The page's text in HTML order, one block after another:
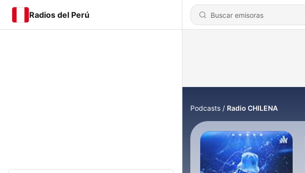
Radios del Perú
Podcasts Radio CHILENA